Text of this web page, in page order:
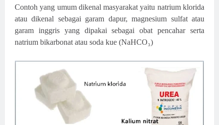
Contoh yang umum dikenal masyarakat yaitu natrium klorida
atau dikenal sebagai garam dapur, magnesium sulfat atau
garam inggris yang dipakai sebagai obat pencahar serta
natrium bikarbonat atau soda kue (NaHCO₃)